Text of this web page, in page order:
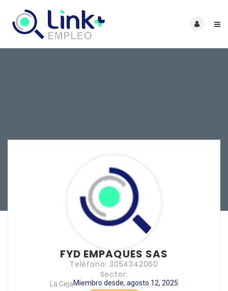
FYD EMPAQUES SAS
Teléfono: 3054342060
Sector:
La CejaMiembro desde, agosto 12, 2025